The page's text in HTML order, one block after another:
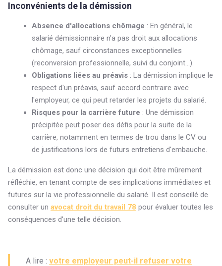
Inconvénients de la démission
Absence d'allocations chômage : En général, le
salarié démissionnaire n'a pas droit aux allocations
chômage, sauf circonstances exceptionnelles
(reconversion professionnelle, suivi du conjoint...).
Obligations liées au préavis : La démission implique le
respect d'un préavis, sauf accord contraire avec
l'employeur, ce qui peut retarder les projets du salarié.
Risques pour la carrière future : Une démission
précipitée peut poser des défis pour la suite de la
carrière, notamment en termes de trou dans le CV ou
de justifications lors de futurs entretiens d'embauche.
La démission est donc une décision qui doit être mûrement
réfléchie, en tenant compte de ses implications immédiates et
futures sur la vie professionnelle du salarié. Il est conseillé de
consulter un avocat droit du travail 78 pour évaluer toutes les
conséquences d'une telle décision.
A lire : votre employeur peut-il refuser votre